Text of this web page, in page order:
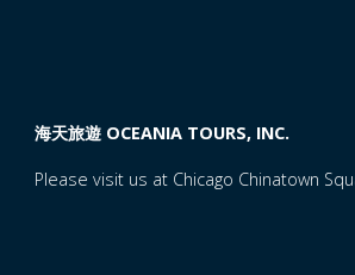
海天旅遊 OCEANIA TOURS, INC.
Please visit us at Chicago Chinatown